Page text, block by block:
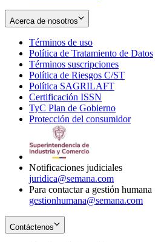
Acerca de nosotros
Términos de uso
in
new
window
Política de Tratamiento de Datos
Términos suscripciones
in
Política de Riesgos C/ST
Política SAGRILAFT
new
window
Certificación ISSN
in
new
TyC Plan de Gobierno
in
Protección del consumidorOpens
Notificaciones judiciales
juridica@semana.com
Para contactar a gestión humana
gestionhumana@semana.com
Contáctenos